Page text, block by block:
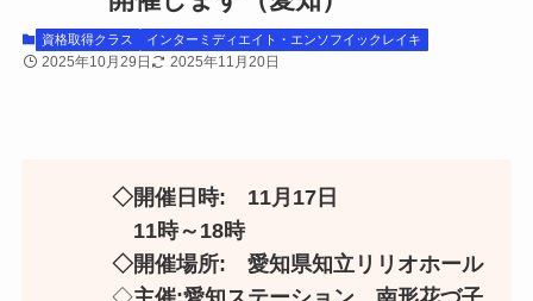
資格取得クラス インターミディエイト・エンソフイックレイキ
2025年10月29日 2025年11月20日
◇開催日時: 11月17日
11時～18時
◇開催場所: 愛知県知立リリオホール